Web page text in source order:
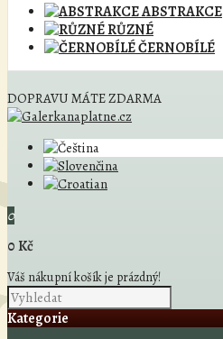
ABSTRAKCE
RŮZNÉ
ČERNOBÍLÉ
DOPRAVU MÁTE ZDARMA
0
0 Kč
Váš nákupní košík je prázdný!
Kategorie